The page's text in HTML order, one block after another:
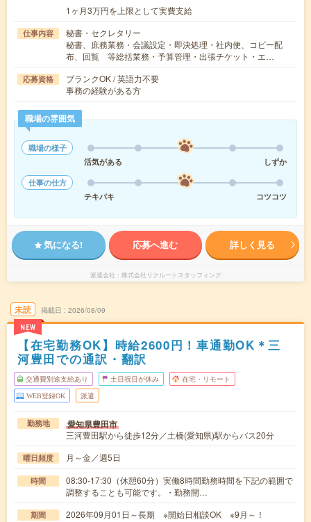
1ヶ月3万円を上限として実費支給
仕事内容
秘書・セクレタリー
秘書、庶務業務・会議設定・即決処理・社内便、コピー配
布、回覧 等総括業務・予算管理・出張チケット・エ…
応募資格
ブランクOK / 英語力不要
事務の経験がある方
職場の雰囲気
職場の様子
活気がある
しずか
仕事の仕方
テキパキ
コツコツ
気になる! 応募へ進む 詳しく見る
派遣会社 株式会社リクルートスタッフィング
未読
NEW
掲載日 2026/08/09
【在宅勤務OK】時給2600円！車通勤OK＊三
河豊田での通訳・翻訳
交通費別途支給あり 土日祝日が休み 在宅・リモート
WEB登録OK 派遣
勤務地 愛知県豊田市
三河豊田駅から徒歩12分／土橋(愛知県)駅からバス20分
曜日頻度 月～金／週5日
時間
08:30-17:30（休憩60分）実働8時間勤務時間を下記の範囲で
調整することも可能です。・勤務開…
期間 2026年09月01日～長期 ※開始日相談OK ※9月～！